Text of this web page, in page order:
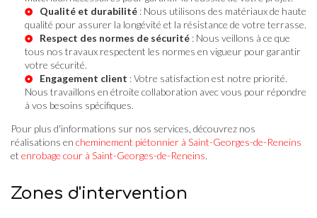
Qualité et durabilité : Nous utilisons des matériaux de haute
qualité pour assurer la longévité et la résistance de votre terrasse.
Respect des normes de sécurité : Nous veillons à ce que
tous nos travaux respectent les normes en vigueur pour garantir
votre sécurité.
Engagement client : Votre satisfaction est notre priorité.
Nous travaillons en étroite collaboration avec vous pour répondre
à vos besoins spécifiques.
Pour plus d'informations sur nos services, découvrez nos
réalisations en cheminement piétonnier à Saint-Georges-de-Reneins
et enrobage cour à Saint-Georges-de-Reneins.
Zones d'intervention